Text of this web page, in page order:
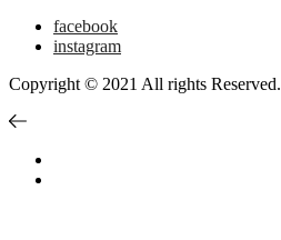
facebook
instagram
Copyright © 2021 All rights Reserved.